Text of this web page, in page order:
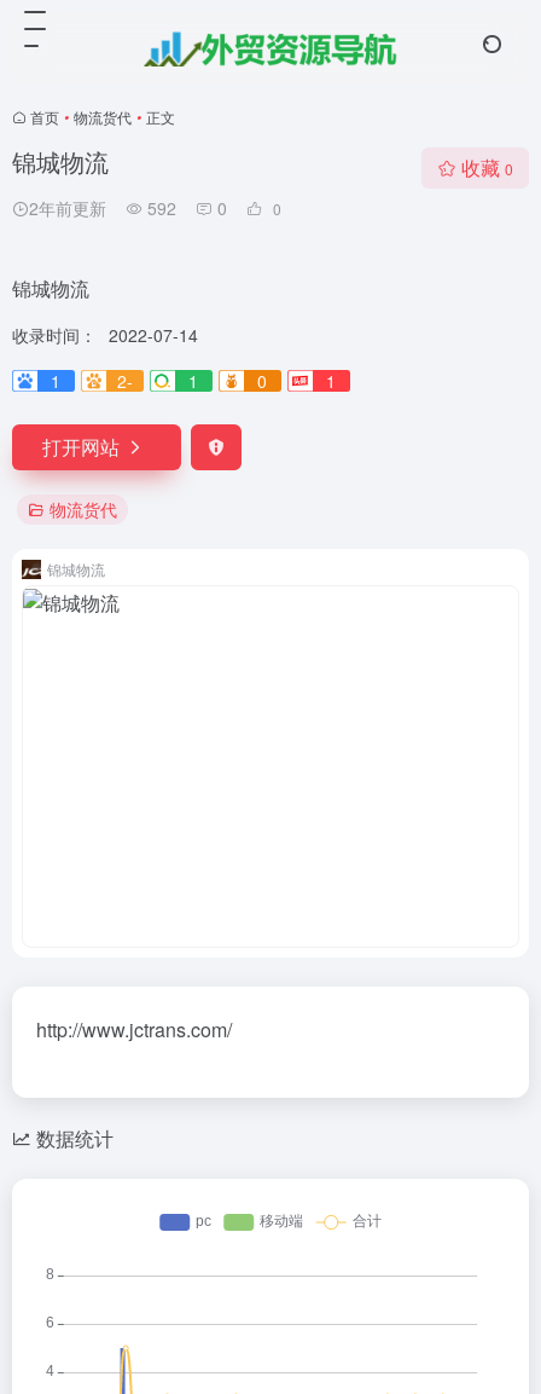
首页 • 物流货代 • 正文
锦城物流
2年前更新 592 0 0
收藏 0
锦城物流
收录时间：
2022-07-14
1
2- 1 0 1
打开网站
物流货代
锦城物流
http://www.jctrans.com/
数据统计